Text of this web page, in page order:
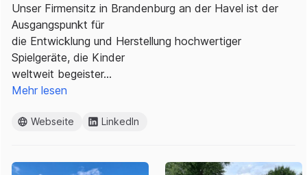
Unser Firmensitz in Brandenburg an der Havel ist der
Ausgangspunkt für
die Entwicklung und Herstellung hochwertiger
Spielgeräte, die Kinder
weltweit begeister…
Mehr lesen
Webseite LinkedIn